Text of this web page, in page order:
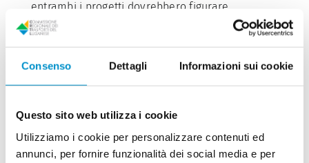
Consenso Dettagli Informazioni sui cookie
Questo sito web utilizza i cookie
Utilizziamo i cookie per personalizzare contenuti ed
annunci, per fornire funzionalità dei social media e per
entrambi i progetti dovrebbero figurare
nell’orizzonte 2045: li riteniamo di pari
importanza e urgenza e quindi chiediamo al
Consiglio federale di non metterli in
competizione l’uno con l’altro, lo troviamo un
po’ scorretto in quanto pregiudizievole agli
interessi del Ticino. Nella nostra presa di
chiederemo quindi di poter incontrare il
consigliere federale Albert Rösti per difendere le
nostre argomentazioni».